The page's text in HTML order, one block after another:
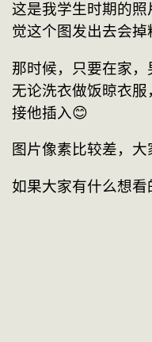
这是我学生时期的
觉这个图发出去会
那时候，只要在家，
无论洗衣做饭晾衣
接他插入😊
图片像素比较差，
如果大家有什么想看